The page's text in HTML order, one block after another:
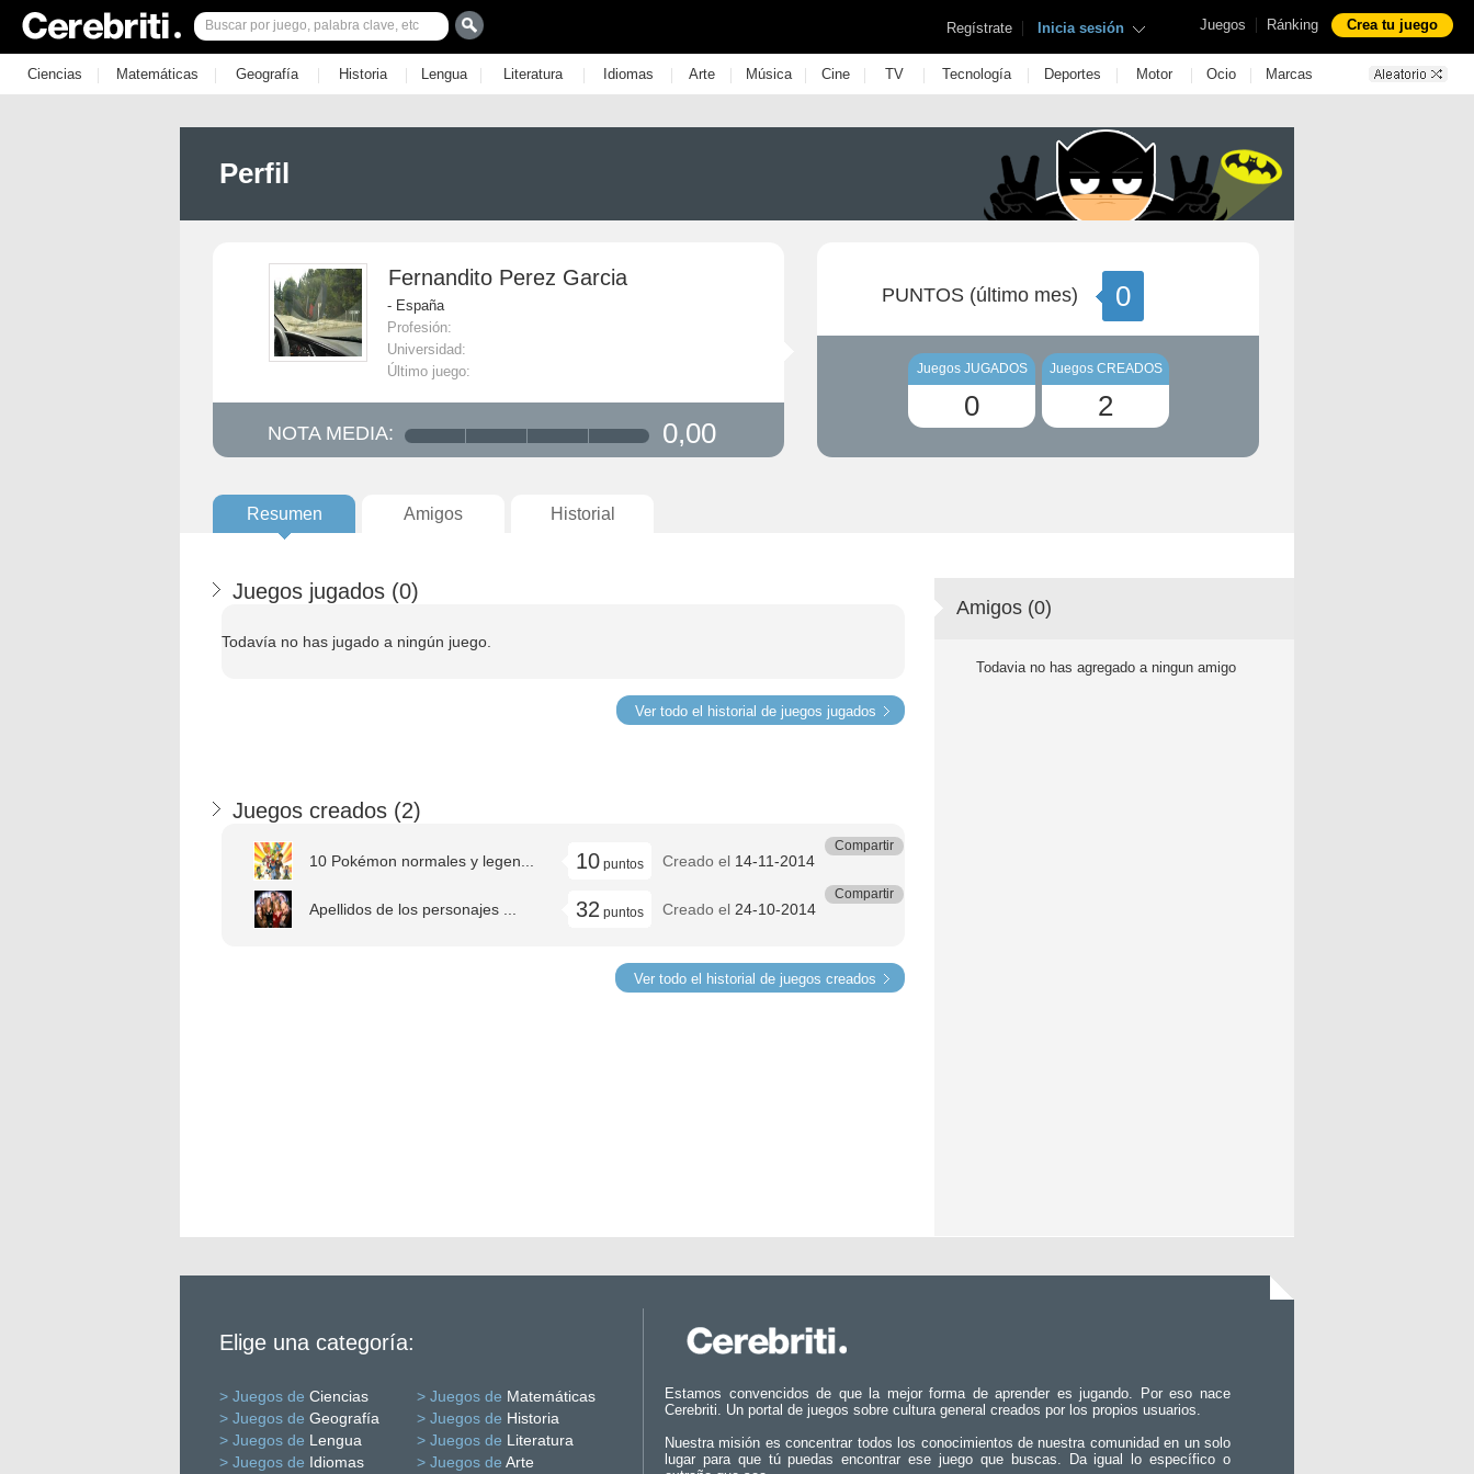
Juegos | Ránking Crea tu juego
Regístrate | Inicia sesión
Ciencias | Matemáticas | Geografía | Historia | Lengua | Literatura | Idiomas | Arte | Música | Cine | TV | Tecnología | Deportes | Motor | Ocio | Marcas
Perfil
Fernandito Perez Garcia
- España
Profesión:
Universidad:
Último juego:
NOTA MEDIA: 0,00
PUNTOS (último mes) 0
Juegos JUGADOS
0
Juegos CREADOS
2
Resumen Amigos Historial
Juegos jugados (0)
Todavía no has jugado a ningún juego.
Ver todo el historial de juegos jugados
Juegos creados (2)
10 Pokémon normales y legen... 10 puntos Creado el 14-11-2014
Compartir
Apellidos de los personajes ... 32 puntos Creado el 24-10-2014
Compartir
Ver todo el historial de juegos creados
Amigos (0)
Todavia no has agregado a ningun amigo
Elige una categoría:
> Juegos de Ciencias > Juegos de Matemáticas
> Juegos de Geografía > Juegos de Historia
> Juegos de Lengua > Juegos de Literatura
> Juegos de Idiomas > Juegos de Arte
Estamos convencidos de que la mejor forma de aprender es jugando. Por eso nace
Cerebriti. Un portal de juegos sobre cultura general creados por los propios usuarios.
Nuestra misión es concentrar todos los conocimientos de nuestra comunidad en un solo
lugar para que tú puedas encontrar ese juego que buscas. Da igual lo específico o